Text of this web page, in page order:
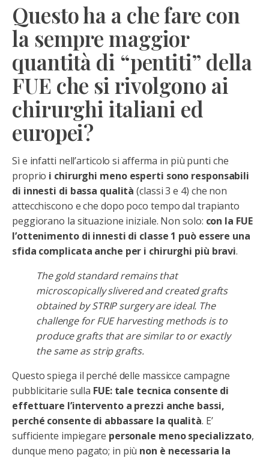
Questo ha a che fare con
la sempre maggior
quantità di “pentiti” della
FUE che si rivolgono ai
chirurghi italiani ed
europei?
Sì e infatti nell’articolo si afferma in più punti che
proprio i chirurghi meno esperti sono responsabili
di innesti di bassa qualità (classi 3 e 4) che non
attecchiscono e che dopo poco tempo dal trapianto
peggiorano la situazione iniziale. Non solo: con la FUE
l’ottenimento di innesti di classe 1 può essere una
sfida complicata anche per i chirurghi più bravi.
The gold standard remains that
microscopically slivered and created grafts
obtained by STRIP surgery are ideal. The
challenge for FUE harvesting methods is to
produce grafts that are similar to or exactly
the same as strip grafts.
Questo spiega il perché delle massicce campagne
pubblicitarie sulla FUE: tale tecnica consente di
effettuare l’intervento a prezzi anche bassi,
perché consente di abbassare la qualità. E’
sufficiente impiegare personale meno specializzato,
dunque meno pagato; in più non è necessaria la